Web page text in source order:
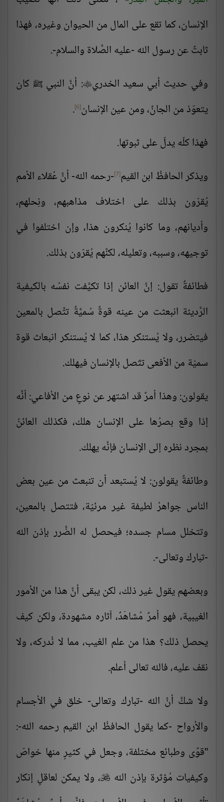
الإنسان، كما تقع على المال من الحيوان وغيره، فهذا
ثابتٌ عن رسول الله -عليه الصَّلاة والسلام-.
وفي حديث أبي سعيد الخدري: أنَّ النبي ﷺ كان
يتعوّذ من الجانِّ، ومن عين الإنسان[6]
.
فهذا كلّه يدلّ على ثبوتها.
ويذكر الحافظُ ابن القيم[7] -رحمه الله- أنَّ عُقلاء الأمم
يُقرّون بذلك على اختلاف مذاهبهم، ونِحلهم،
وأديانهم، وما كانوا يُنكرون هذا، وإن اختلفوا في
توجيهه، وسببه، وتعليله، لكنَّهم يُقرّون بذلك.
فطائفةٌ تقول: إنَّ العائن إذا تكيَّفت نفسُه بالكيفية
الرَّديئة انبعثت من عينه قوةٌ سُميَّةٌ تتَّصل بالمعين
فيتضرر، ولا يُستنكر هذا، كما لا يُستنكر انبعاث قوة
سميّة من الأفعى تتّصل بالإنسان فيهلك.
يقولون: وهذا أمرٌ قد اشتهر عن نوعٍ من الأفاعي: أنَّه
إذا وقع بصرُها على الإنسان هلك، فكذلك العائنُ
بمجرد نظره إلى الإنسان فإنَّه يهلك.
وطائفةٌ يقولون: لا يُستبعد أن تنبعث من عين بعض
الناس جواهرُ لطيفة غير مرئيّة، فتتصل بالمعين،
وتتخلل مسام جسده؛ فيحصل له الضَّرر بإذن الله
-تبارك وتعالى-.
وبعضهم يقول غير ذلك، لكن يبقى أنَّ هذا من الأمور
الغيبية، فهو أمرٌ مُشاهَدٌ، آثاره مشهودة، ولكن كيف
يحصل ذلك؟ هذا من علم الغيب، مما لا نُدركه، ولا
نقف عليه، فالله تعالى أعلم.
ولا شكَّ أنَّ الله -تبارك وتعالى- خلق في الأجسام
والأرواح -كما يقول الحافظُ ابن القيم رحمه الله-:
"قوًى وطبائع مختلفة، وجعل في كثيرٍ منها خواصّ
وكيفيات مُؤثرة بإذن الله ، ولا يمكن لعاقلٍ إنكار